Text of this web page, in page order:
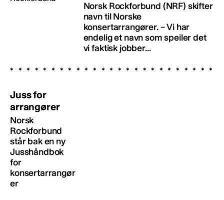
Norsk Rockforbund (NRF) skifter
navn til Norske
konsertarrangører. – Vi har
endelig et navn som speiler det
vi faktisk jobber...
Juss for
arrangører
Norsk
Rockforbund
står bak en ny
Jusshåndbok
for
konsertarrangør
er